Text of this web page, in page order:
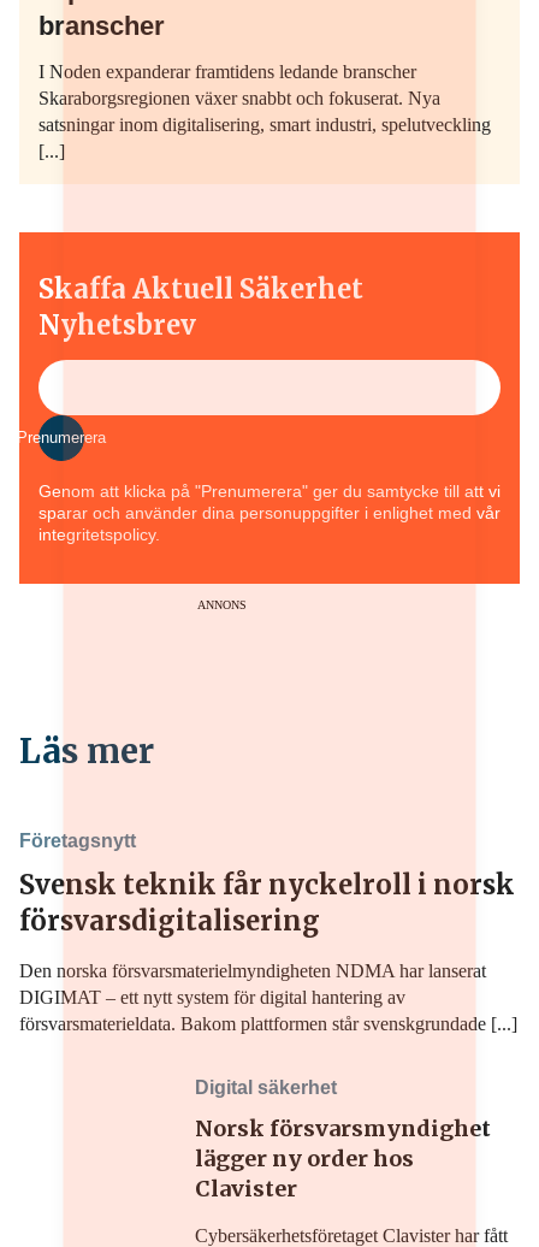
branscher
I Noden expanderar framtidens ledande branscher
Skaraborgsregionen växer snabbt och fokuserat. Nya
satsningar inom digitalisering, smart industri, spelutveckling
[...]
Skaffa Aktuell Säkerhet
Nyhetsbrev
Prenumerera
Genom att klicka på "Prenumerera" ger du samtycke till att vi
sparar och använder dina personuppgifter i enlighet med vår
integritetspolicy.
ANNONS
Läs mer
Företagsnytt
Svensk teknik får nyckelroll i norsk
försvarsdigitalisering
Den norska försvarsmaterielmyndigheten NDMA har lanserat
DIGIMAT – ett nytt system för digital hantering av
försvarsmaterieldata. Bakom plattformen står svenskgrundade [...]
Digital säkerhet
Norsk försvarsmyndighet
lägger ny order hos
Clavister
Cybersäkerhetsföretaget Clavister har fått